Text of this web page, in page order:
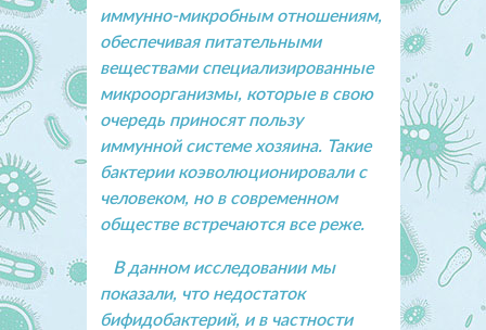
иммунно-микробным отношениям,
обеспечивая питательными
веществами специализированные
микроорганизмы, которые в свою
очередь приносят пользу
иммунной системе хозяина. Такие
бактерии коэволюционировали с
человеком, но в современном
обществе встречаются все реже.
В данном исследовании мы
показали, что недостаток
бифидобактерий, и в частности